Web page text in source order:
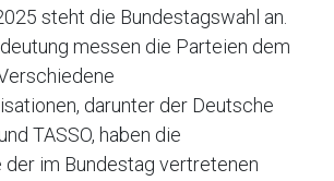
steht die Bundestagswahl an.
messen die Parteien dem
darunter der Deutsche
TASSO, haben die
der im Bundestag vertretenen